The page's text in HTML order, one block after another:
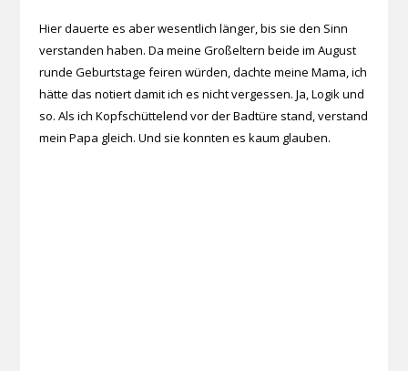
Hier dauerte es aber wesentlich länger, bis sie den Sinn
verstanden haben. Da meine Großeltern beide im August
runde Geburtstage feiren würden, dachte meine Mama, ich
hätte das notiert damit ich es nicht vergessen. Ja, Logik und
so. Als ich Kopfschüttelend vor der Badtüre stand, verstand
mein Papa gleich. Und sie konnten es kaum glauben.